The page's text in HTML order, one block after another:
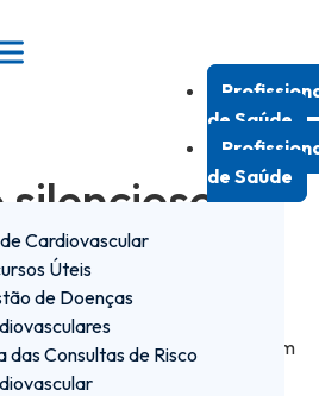
de Saúde
de Saúde
Cardiovascular
Úteis
de Doenças
das Consultas de Risco
do
coração
têm colesterol LDL elevado, um
e AVC.